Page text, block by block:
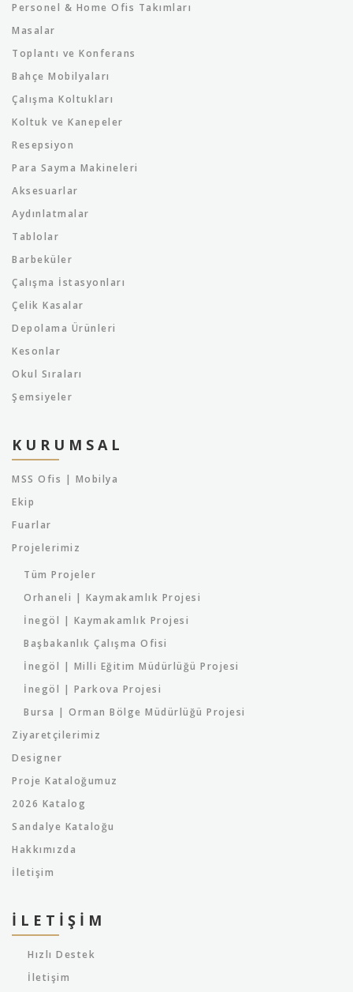
Personel & Home Ofis Takımları
Masalar
Toplantı ve Konferans
Bahçe Mobilyaları
Çalışma Koltukları
Koltuk ve Kanepeler
Resepsiyon
Para Sayma Makineleri
Aksesuarlar
Aydınlatmalar
Tablolar
Barbeküler
Çalışma İstasyonları
Çelik Kasalar
Depolama Ürünleri
Kesonlar
Okul Sıraları
Şemsiyeler
KURUMSAL
MSS Ofis | Mobilya
Ekip
Fuarlar
Projelerimiz
Tüm Projeler
Orhaneli | Kaymakamlık Projesi
İnegöl | Kaymakamlık Projesi
Başbakanlık Çalışma Ofisi
İnegöl | Milli Eğitim Müdürlüğü Projesi
İnegöl | Parkova Projesi
Bursa | Orman Bölge Müdürlüğü Projesi
Ziyaretçilerimiz
Designer
Proje Kataloğumuz
2026 Katalog
Sandalye Kataloğu
Hakkımızda
İletişim
İLETIŞIM
Hızlı Destek
İletişim